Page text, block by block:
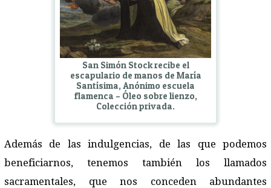
San Simón Stock recibe el
escapulario de manos de María
Santísima, Anónimo escuela
flamenca – Óleo sobre lienzo,
Colección privada.
Además de las indulgencias, de las que podemos
beneficiarnos, tenemos también los llamados
sacramentales, que nos conceden abundantes